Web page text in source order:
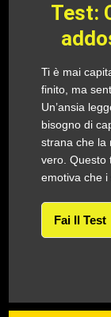
Test:
Ti è mai
finito, ma
Un’ansia
bisogno di
strana che la
vero. Questo
emotiva che i
Fai Il Test